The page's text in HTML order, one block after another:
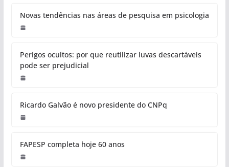
Novas tendências nas áreas de pesquisa em psicologia
Perigos ocultos: por que reutilizar luvas descartáveis
pode ser prejudicial
Ricardo Galvão é novo presidente do CNPq
FAPESP completa hoje 60 anos